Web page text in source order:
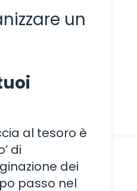
un
al tesoro è
di
dei
passo nel